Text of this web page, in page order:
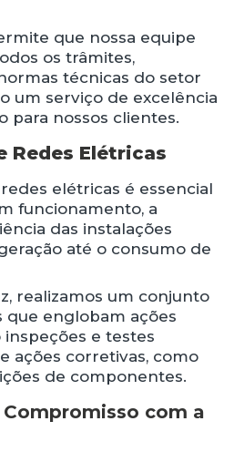
que nossa equipe
os trâmites,
técnicas do setor
um serviço de excelência
para nossos clientes.
Redes Elétricas
elétricas é essencial
funcionamento, a
das instalações
até o consumo de
realizamos um conjunto
englobam ações
e testes
ações corretivas, como
de componentes.
com a